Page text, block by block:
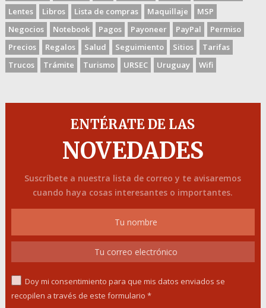
Lentes
Libros Lista de compras Maquillaje
MSP
Negocios
Notebook Pagos Payoneer PayPal
Permiso
Precios
Regalos Salud Seguimiento Sitios
Tarifas
Trucos
Trámite Turismo URSEC Uruguay Wifi
ENTÉRATE DE LAS
NOVEDADES
Suscríbete a nuestra lista de correo y te avisaremos
cuando haya cosas interesantes o importantes.
Doy mi consentimiento para que mis datos enviados se
recopilen a través de este formulario *